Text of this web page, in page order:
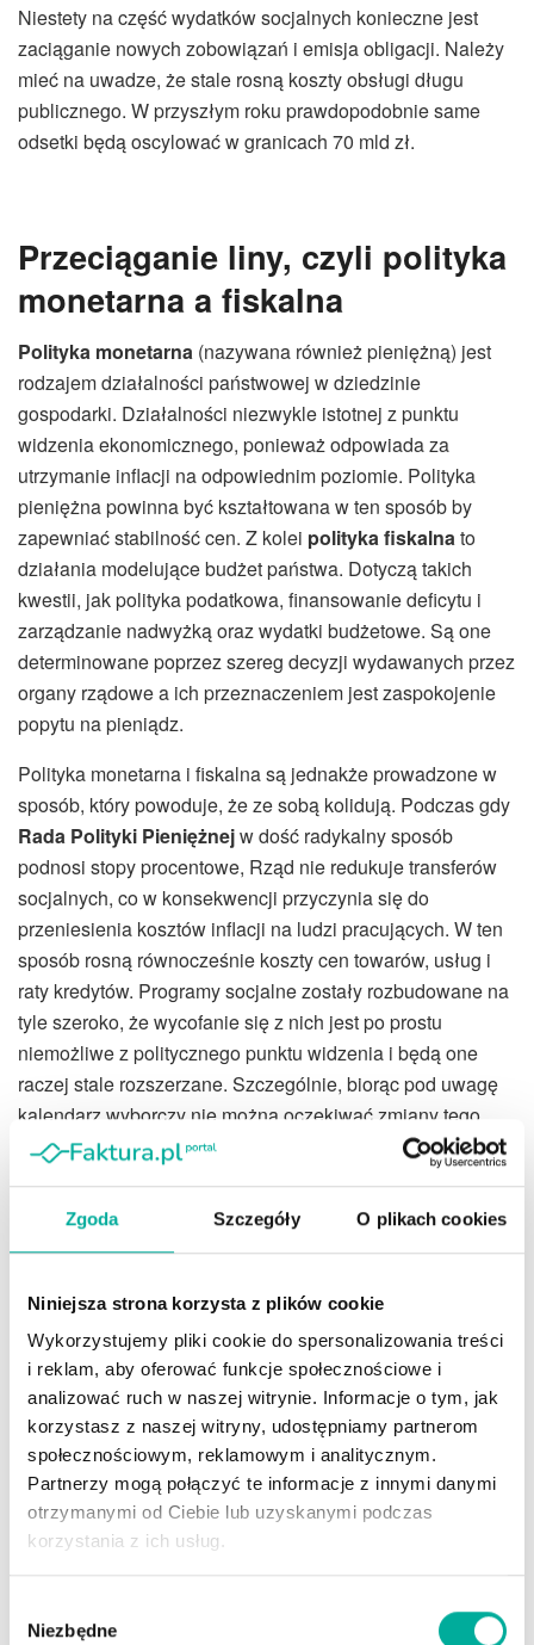
Zgoda Szczegóły O plikach cookies
Niniejsza strona korzysta z plików cookie
Wykorzystujemy pliki cookie do spersonalizowania treści
i reklam, aby oferować funkcje społecznościowe i
analizować ruch w naszej witrynie. Informacje o tym, jak
korzystasz z naszej witryny, udostępniamy partnerom
społecznościowym, reklamowym i analitycznym.
Partnerzy mogą połączyć te informacje z innymi danymi
otrzymanymi od Ciebie lub uzyskanymi podczas
korzystania z ich usług.
zgody
Niezbędne
Niestety na część wydatków socjalnych konieczne jest
zaciąganie nowych zobowiązań i emisja obligacji. Należy
mieć na uwadze, że stale rosną koszty obsługi długu
publicznego. W przyszłym roku prawdopodobnie same
odsetki będą oscylować w granicach 70 mld zł.
Przeciąganie liny, czyli polityka
monetarna a fiskalna
Polityka monetarna (nazywana również pieniężną) jest
rodzajem działalności państwowej w dziedzinie
gospodarki. Działalności niezwykle istotnej z punktu
widzenia ekonomicznego, ponieważ odpowiada za
utrzymanie inflacji na odpowiednim poziomie. Polityka
pieniężna powinna być kształtowana w ten sposób by
zapewniać stabilność cen. Z kolei polityka fiskalnato
działania modelujące budżet państwa. Dotyczą takich
kwestii, jak polityka podatkowa, finansowanie deficytu i
zarządzanie nadwyżką oraz wydatki budżetowe. Są one
determinowane poprzez szereg decyzji wydawanych przez
organy rządowe a ich przeznaczeniem jest zaspokojenie
popytu na pieniądz.
Polityka monetarna i fiskalna są jednakże prowadzone w
sposób, który powoduje, że ze sobą kolidują. Podczas gdy
Rada Polityki Pieniężnejw dość radykalny sposób
podnosi stopy procentowe, Rząd nie redukuje transferów
socjalnych, co w konsekwencji przyczynia się do
przeniesienia kosztów inflacji na ludzi pracujących. W ten
sposób rosną równocześnie koszty cen towarów, usług i
raty kredytów. Programy socjalne zostały rozbudowane na
tyle szeroko, że wycofanie się z nich jest po prostu
niemożliwe z politycznego punktu widzenia i będą one
raczej stale rozszerzane. Szczególnie, biorąc pod uwagę
kalendarz wyborczy nie można oczekiwać zmiany tego
stanowiska. To słusznie wzmaga obawy o scenariusze
rozwoju inflacji, z których najgroźniejszym jest ten
stagflacyjny.
Tags: putinflacja
Zawodowo związany z analityką danych i implementacją